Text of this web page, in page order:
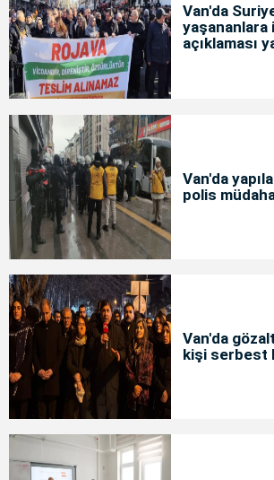
Van'da
yaşananlara
açıklaması
Van'da
polis
Van'da
kişi serbest